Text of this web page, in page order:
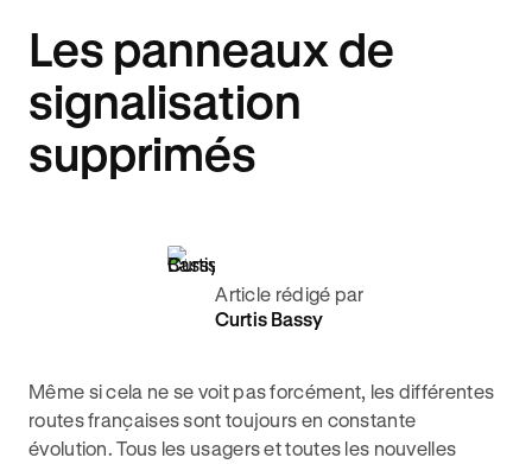
Les panneaux de
signalisation
supprimés
Article rédigé par
Curtis Bassy
Même si cela ne se voit pas forcément, les différentes
routes françaises sont toujours en constante
évolution. Tous les usagers et toutes les nouvelles